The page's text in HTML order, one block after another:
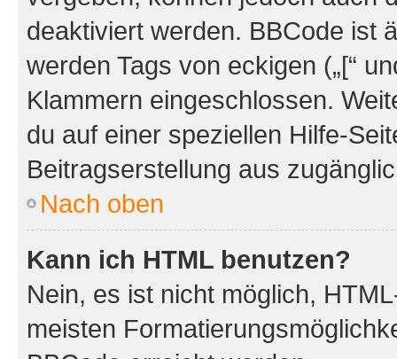
deaktiviert werden. BBCode ist
werden Tags von eckigen („[“
Klammern eingeschlossen.
du auf einer speziellen Hilfe-
Beitragserstellung aus
Nach oben
Kann ich HTML benutzen?
Nein, es ist nicht möglich,
meisten